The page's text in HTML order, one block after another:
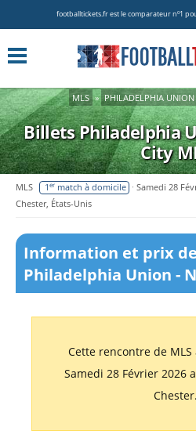
footballtickets.fr est le comparateur nº1
MLS » PHILADELPHIA UNION
Billets Philadelphia
City
MLS 1er match à domicile Samedi 28
Chester, États-Unis
Information et prix
Philadelphia Union -
Cette rencontre de
Samedi 28 Février 2026
Chester.